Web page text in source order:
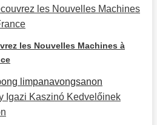
les Nouvelles Machines à
limpanavongsanon